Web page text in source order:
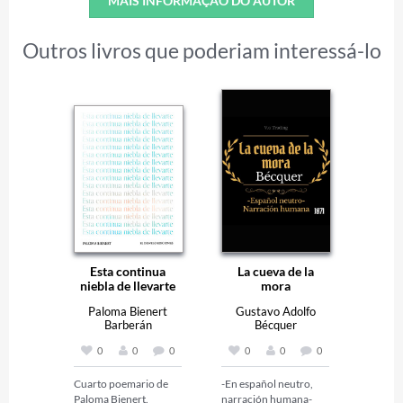
Outros livros que poderiam interessá-lo
Esta continua
niebla de llevarte
Paloma Bienert
Barberán
0 0 0
Cuarto poemario de
Paloma Bienert.
La cueva de la
mora
Gustavo Adolfo
Bécquer
0 0 0
-En español neutro,
narración humana-